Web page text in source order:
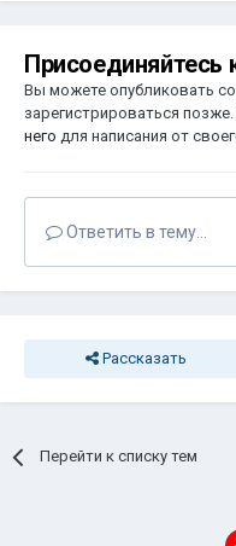
Вы можете опубликовать
зарегистрироваться позже.
него для написания от
Ответить в тему...
Рассказать
Перейти к списку тем